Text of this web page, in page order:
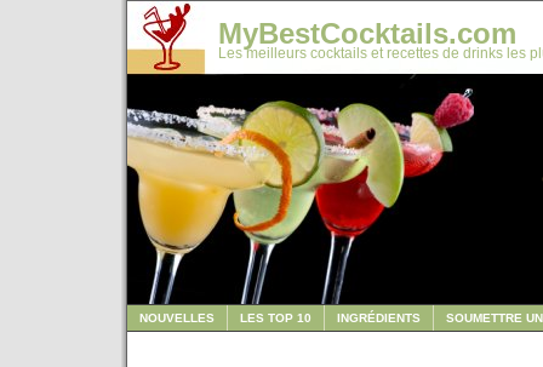
MyBestCocktails.com
Les meilleurs cocktails et recettes de drinks les
NOUVELLES LES TOP 10 INGRÉDIENTS SOUMETTRE